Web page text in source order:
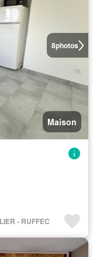
8photos
Maison
- RUFFEC